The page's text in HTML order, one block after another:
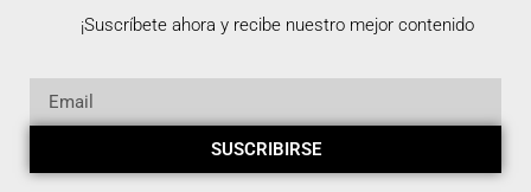
¡Suscríbete ahora y recibe nuestro mejor contenido
SUSCRIBIRSE